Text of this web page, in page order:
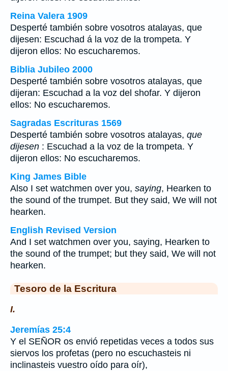
Reina Valera 1909
Desperté también sobre vosotros atalayas, que
dijesen: Escuchad á la voz de la trompeta. Y
dijeron ellos: No escucharemos.
Biblia Jubileo 2000
Desperté también sobre vosotros atalayas, que
dijeran: Escuchad a la voz del shofar. Y dijeron
ellos: No escucharemos.
Sagradas Escrituras 1569
Desperté también sobre vosotros atalayas, que
dijesen : Escuchad a la voz de la trompeta. Y
dijeron ellos: No escucharemos.
King James Bible
Also I set watchmen over you, saying, Hearken to
the sound of the trumpet. But they said, We will not
hearken.
English Revised Version
And I set watchmen over you, saying, Hearken to
the sound of the trumpet; but they said, We will not
hearken.
Tesoro de la Escritura
I.
Jeremías 25:4
Y el SEÑOR os envió repetidas veces a todos sus
siervos los profetas (pero no escuchasteis ni
inclinasteis vuestro oído para oír),